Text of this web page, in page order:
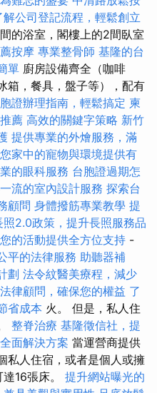
解公司登記流程，輕鬆創立
的浴室，閣樓上的2間臥室
按摩 專業整骨師 基隆的台
單 廚房設備齊全（咖啡
箱，餐具，盤子等），配有
證辦理指南，輕鬆搞定 柬
薦 高效的關鍵字策略 新竹
提供專業的外燴服務，滿
家中的寵物與環境提供有
的眼科服務 台胞證過期怎
流的室內設計服務 探索台
顧問 身體撥筋專業教學 提
照2.0政策，提升長照服務品
的活動提供全方位支持 -
平的法律服務 助聽器補
劃 法令紋醫美療程，減少
律顧問，確保您的權益 了
省成本 火。 但是，私人住
整脊治療 基隆徵信社，提
面解決方案 當運營商提供
私人住宿，或者是個人或擁
16張床。 提升網站曝光的